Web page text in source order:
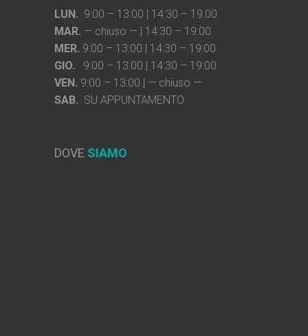
LUN. 9:00 – 13:00 | 14:30 – 19:00
MAR. — chiuso — | 14:30 – 19:00
MER. 9:00 – 13:00 | 14:30 – 19:00
GIO. 9:00 – 13:00 | 14:30 – 19:00
VEN. 9:00 – 13:00 | — chiuso —
SAB. SU APPUNTAMENTO
DOVE SIAMO